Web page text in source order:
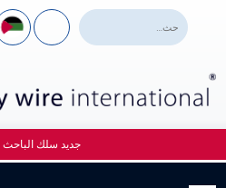
جديد سلك الباحث